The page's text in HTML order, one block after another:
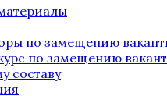
по замещению
по замещению
составу